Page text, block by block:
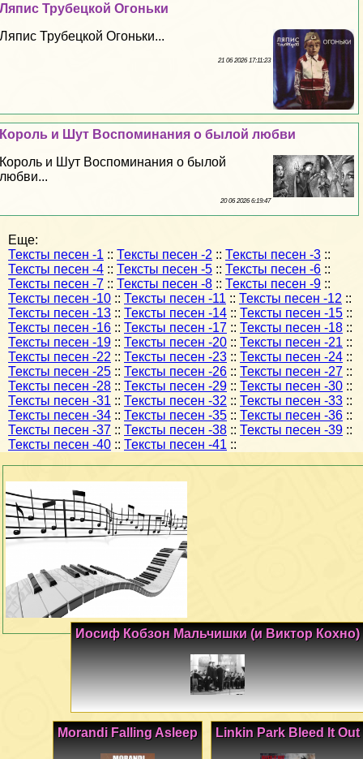
Ляпис Трубецкой Огоньки
Ляпис Трубецкой Огоньки...
21 06 2026 17:11:23
Король и Шут Воспоминания о былой любви
Король и Шут Воспоминания о былой
любви...
20 06 2026 6:19:47
Еще:
Тексты песен -1 :: Тексты песен -2 :: Тексты песен -3 ::
Тексты песен -4 :: Тексты песен -5 :: Тексты песен -6 ::
Тексты песен -7 :: Тексты песен -8 :: Тексты песен -9 ::
Тексты песен -10 :: Тексты песен -11 :: Тексты песен -12 ::
Тексты песен -13 :: Тексты песен -14 :: Тексты песен -15 ::
Тексты песен -16 :: Тексты песен -17 :: Тексты песен -18 ::
Тексты песен -19 :: Тексты песен -20 :: Тексты песен -21 ::
Тексты песен -22 :: Тексты песен -23 :: Тексты песен -24 ::
Тексты песен -25 :: Тексты песен -26 :: Тексты песен -27 ::
Тексты песен -28 :: Тексты песен -29 :: Тексты песен -30 ::
Тексты песен -31 :: Тексты песен -32 :: Тексты песен -33 ::
Тексты песен -34 :: Тексты песен -35 :: Тексты песен -36 ::
Тексты песен -37 :: Тексты песен -38 :: Тексты песен -39 ::
Тексты песен -40 :: Тексты песен -41 ::
Иосиф Кобзон Мальчишки (и Виктор Кохно)
Linkin Park Bleed It Out
Morandi Falling Asleep